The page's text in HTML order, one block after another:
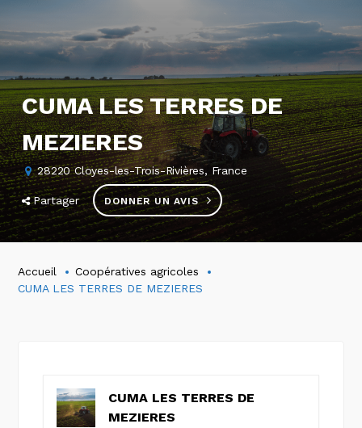
CUMA LES TERRES DE
MEZIERES
28220 Cloyes-les-Trois-Rivières, France
Partager DONNER UN AVIS
Accueil
Coopératives agricoles
CUMA LES TERRES DE MEZIERES
CUMA LES TERRES DE
MEZIERES